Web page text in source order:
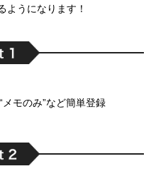
ようになります！
モのみ”など簡単登録